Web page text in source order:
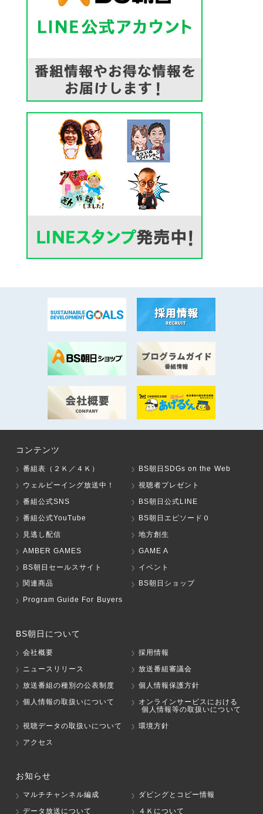
コンテンツ
番組表（２Ｋ／４Ｋ）
BS朝日SDGs on the Web
ウェルビーイング放送中！
視聴者プレゼント
番組公式SNS
BS朝日公式LINE
番組公式YouTube
BS朝日エピソード０
見逃し配信
地方創生
AMBER GAMES
GAME A
BS朝日セールスサイト
イベント
関連商品
BS朝日ショップ
Program Guide For Buyers
BS朝日について
会社概要
採用情報
ニュースリリース
放送番組審議会
放送番組の種別の公表制度
個人情報保護方針
個人情報の取扱いについて
オンラインサービスにおける
個人情報等の取扱いについて
視聴データの取扱いについて
環境方針
アクセス
お知らせ
マルチチャンネル編成
ダビングとコピー情報
データ放送について
４Ｋについて